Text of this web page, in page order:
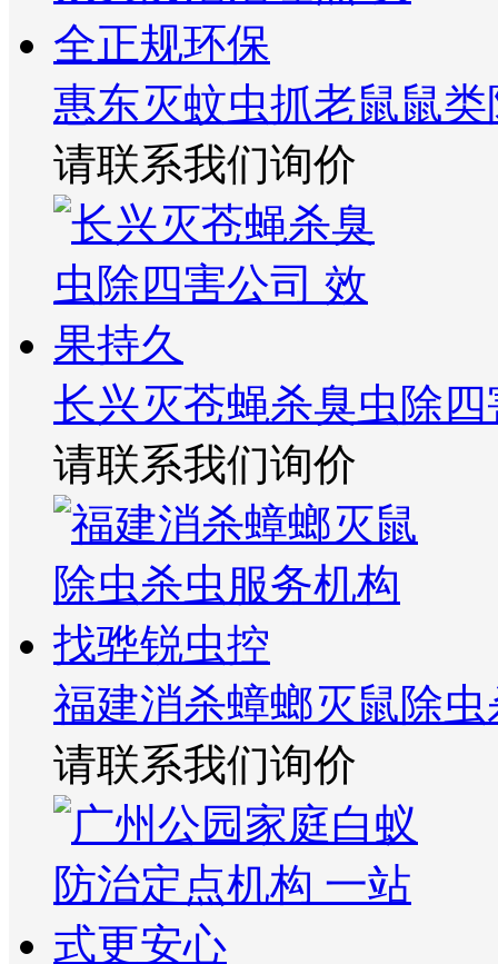
惠东灭蚊虫抓老鼠鼠
请联系我们询价
长兴灭苍蝇杀臭虫除
请联系我们询价
福建消杀蟑螂灭鼠除
请联系我们询价